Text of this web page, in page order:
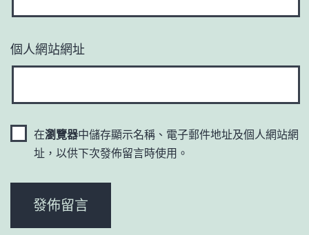
個人網站網址
在瀏覽器中儲存顯示名稱、電子郵件地址及個人網站網
址，以供下次發佈留言時使用。